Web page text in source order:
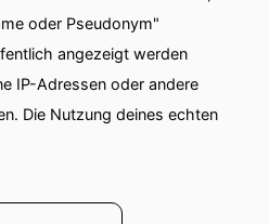
oder Pseudonym"
angezeigt werden
IP-Adressen oder andere
Die Nutzung deines echten